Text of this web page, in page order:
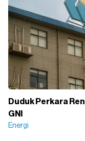
Duduk Perkara
GNI
Energi